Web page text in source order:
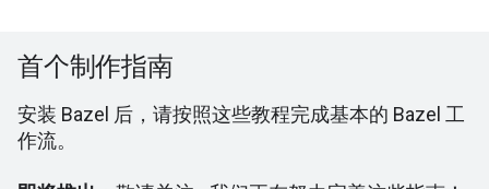
首个制作指南
安装 Bazel 后，请按照这些教程完成基本的 Bazel 工
作流。